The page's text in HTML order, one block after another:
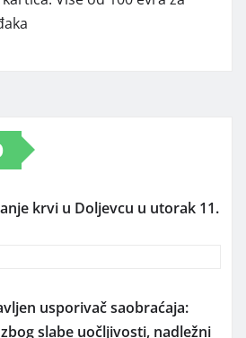
krvi u Doljevcu u utorak 11.
usporivač saobraćaja:
slabe uočljivosti, nadležni